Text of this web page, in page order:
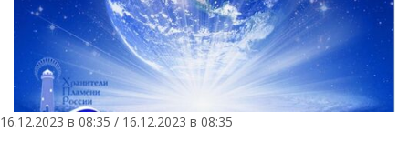
16.12.2023 в 08:35 / 16.12.2023 в 08:35